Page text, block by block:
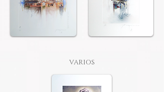
VARIOS